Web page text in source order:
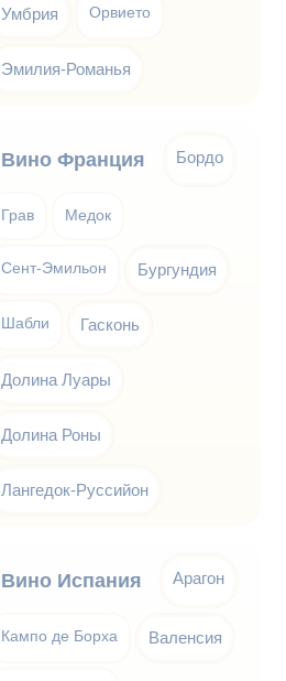
Умбрия Орвието
Эмилия-Романья
Вино Франция Бордо
Грав Медок
Сент-Эмильон Бургундия
Шабли Гасконь
Долина Луары
Долина Роны
Лангедок-Руссийон
Вино Испания Арагон
Кампо де Борха Валенсия